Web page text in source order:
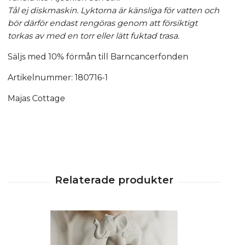
Tål ej diskmaskin. Lyktorna är känsliga för vatten och
bör därför endast rengöras genom att försiktigt
torkas av med en torr eller lätt fuktad trasa.
Säljs med 10% förmån till Barncancerfonden
Artikelnummer: 180716-1
Majas Cottage